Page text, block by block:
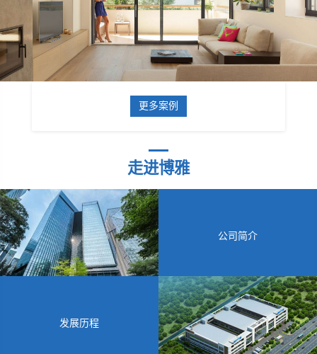
更多案例
走进博雅
公司简介
发展历程